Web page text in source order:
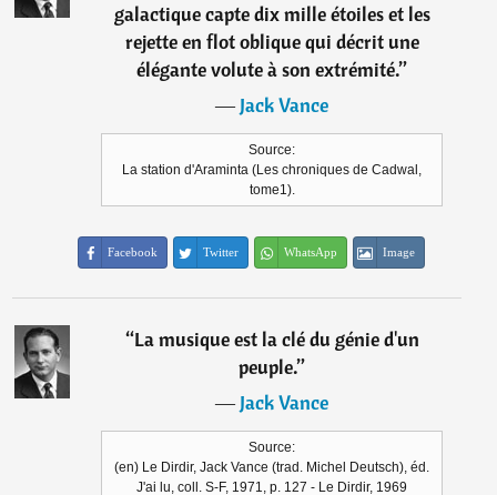
galactique capte dix mille étoiles et les
rejette en flot oblique qui décrit une
élégante volute à son extrémité.”
―Jack Vance
Source:
La station d'Araminta (Les chroniques de Cadwal,
tome1).
Facebook Twitter WhatsApp Image
“La musique est la clé du génie d'un
peuple.”
―Jack Vance
Source:
(en) Le Dirdir, Jack Vance (trad. Michel Deutsch), éd.
J'ai lu, coll. S-F, 1971, p. 127 - Le Dirdir, 1969